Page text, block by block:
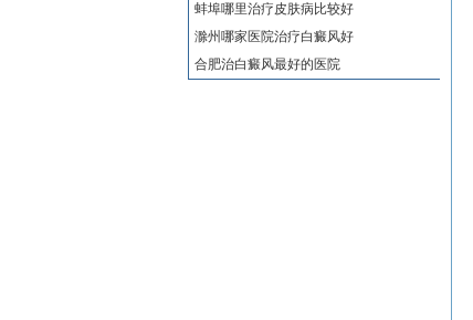
蚌埠哪里治疗皮肤病比较好
滁州哪家医院治疗白癜风好
合肥治白癜风最好的医院